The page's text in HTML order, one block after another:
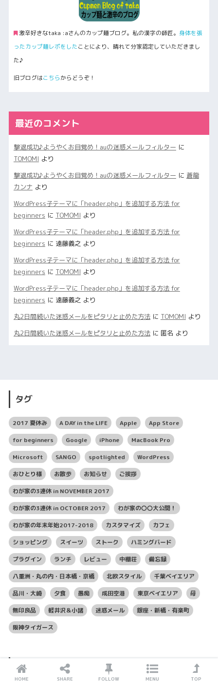
激辛好きなtaka :aさんのカップ麺ブログ。私の漢字の師匠。 身体を張
ったカップ麺レポをしたことにより、晴れて分家認定していただきまし
た♪
旧ブログはこちらからどうぞ！
最近のコメント
撃退成功♪ようやくお目覚め！auの迷惑メールフィルター に
TOMOMI より
撃退成功♪ようやくお目覚め！auの迷惑メールフィルター に 蒼龍
カンナ より
WordPress子テーマに「header.php」を追加する方法 for
beginners に TOMOMI より
WordPress子テーマに「header.php」を追加する方法 for
beginners に 遠藤義之 より
WordPress子テーマに「header.php」を追加する方法 for
beginners に TOMOMI より
WordPress子テーマに「header.php」を追加する方法 for
beginners に 遠藤義之 より
丸2日間続いた迷惑メールをピタリと止めた方法に TOMOMI より
丸2日間続いた迷惑メールをピタリと止めた方法に 匿名 より
タグ
2017 夏休み A DAY in the LIFE Apple App Store
for beginners Google iPhone MacBook Pro
Microsoft SANGO spotlighted WordPress
おひとり様 お散歩 お知らせ ご挨拶
わが家の3連休 in NOVEMBER 2017
わが家の3連休 in OCTOBER 2017 わが家の〇〇大公開！
わが家の年末年始2017-2018 カスタマイズ カフェ
ショッピング スイーツ ストーク ハミングバード
プラグイン ランチ レビュー 中棚荘 備忘録
八重洲・丸の内・日本橋・京橋 北欧スタイル 千葉ベイエリア
品川・大崎 夕食 愚痴 成田空港 東京ベイエリア 母
無印良品 軽井沢＆小諸 迷惑メール 銀座・新橋・有楽町
阪神タイガース
POPULAR
HOME SHARE FOLLOW MENU TOP